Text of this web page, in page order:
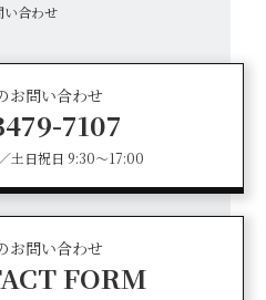
い合わせ
お問い合わせ
7107
土日祝日 9:30～17:00
お問い合わせ
FORM